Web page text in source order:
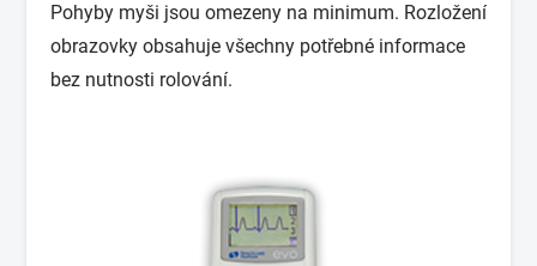
Pohyby myši jsou omezeny na minimum. Rozložení
obrazovky obsahuje všechny potřebné informace
bez nutnosti rolování.